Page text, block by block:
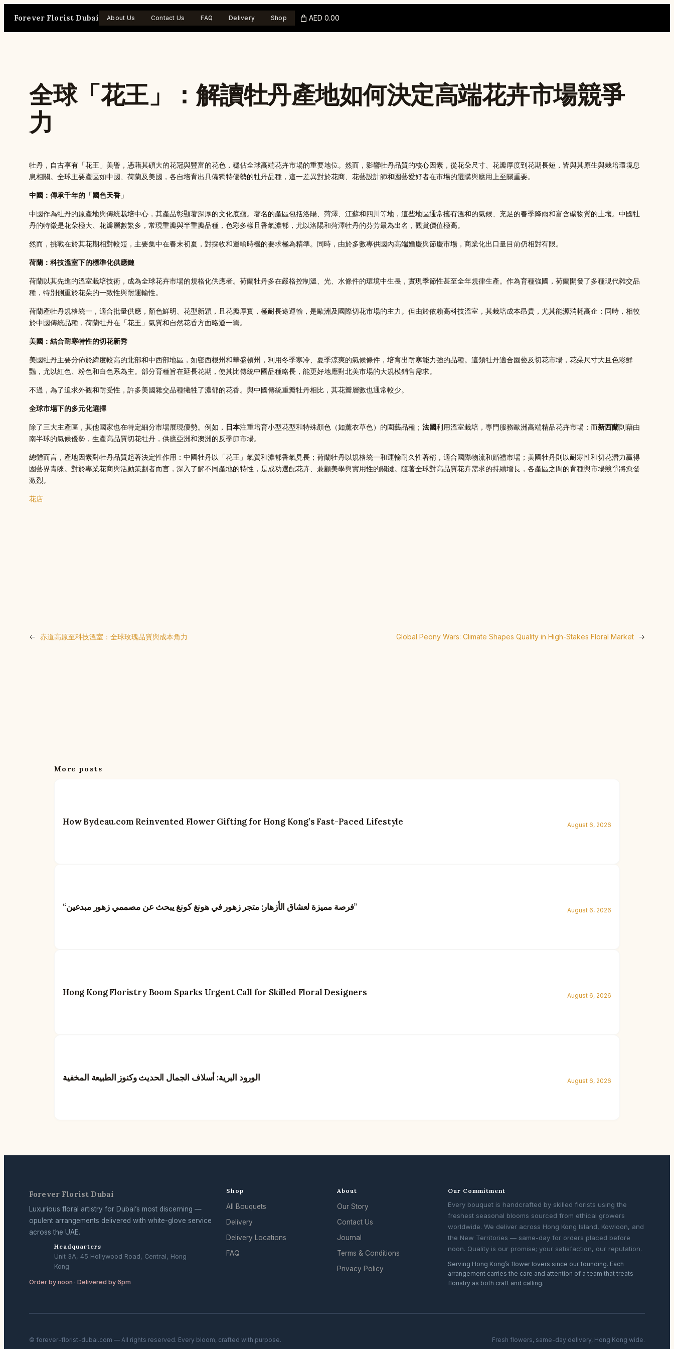
Forever Florist Dubai About Us Contact Us FAQ Delivery Shop AED 0.00
全球「花王」：解讀牡丹產地如何決定高端花卉市場競爭
力
牡丹，自古享有「花王」美譽，憑藉其碩大的花冠與豐富的花色，穩佔全球高端花卉市場的重要地位。然而，影響牡丹品質的核心因素，從花朵尺寸、花瓣厚度到花期長短，皆與其原生與栽培環境息
息相關。全球主要產區如中國、荷蘭及美國，各自培育出具備獨特優勢的牡丹品種，這一差異對於花商、花藝設計師和園藝愛好者在市場的選購與應用上至關重要。
中國：傳承千年的「國色天香」
中國作為牡丹的原產地與傳統栽培中心，其產品彰顯著深厚的文化底蘊。著名的產區包括洛陽、菏澤、江蘇和四川等地，這些地區通常擁有溫和的氣候、充足的春季降雨和富含礦物質的土壤。中國牡
丹的特徵是花朵極大、花瓣層數繁多，常現重瓣與半重瓣品種，色彩多樣且香氣濃郁，尤以洛陽和菏澤牡丹的芬芳最為出名，觀賞價值極高。
然而，挑戰在於其花期相對較短，主要集中在春末初夏，對採收和運輸時機的要求極為精準。同時，由於多數專供國內高端婚慶與節慶市場，商業化出口量目前仍相對有限。
荷蘭：科技溫室下的標準化供應鏈
荷蘭以其先進的溫室栽培技術，成為全球花卉市場的規格化供應者。荷蘭牡丹多在嚴格控制溫、光、水條件的環境中生長，實現季節性甚至全年規律生產。作為育種強國，荷蘭開發了多種現代雜交品
種，特別側重於花朵的一致性與耐運輸性。
荷蘭產牡丹規格統一，適合批量供應，顏色鮮明、花型新穎，且花瓣厚實，極耐長途運輸，是歐洲及國際切花市場的主力。但由於依賴高科技溫室，其栽培成本昂貴，尤其能源消耗高企；同時，相較
於中國傳統品種，荷蘭牡丹在「花王」氣質和自然花香方面略遜一籌。
美國：結合耐寒特性的切花新秀
美國牡丹主要分佈於緯度較高的北部和中西部地區，如密西根州和華盛頓州，利用冬季寒冷、夏季涼爽的氣候條件，培育出耐寒能力強的品種。這類牡丹適合園藝及切花市場，花朵尺寸大且色彩鮮
豔，尤以紅色、粉色和白色系為主。部分育種旨在延長花期，使其比傳統中國品種略長，能更好地應對北美市場的大規模銷售需求。
不過，為了追求外觀和耐受性，許多美國雜交品種犧牲了濃郁的花香。與中國傳統重瓣牡丹相比，其花瓣層數也通常較少。
全球市場下的多元化選擇
除了三大主產區，其他國家也在特定細分市場展現優勢。例如， 日本注重培育小型花型和特殊顏色（如薰衣草色）的園藝品種； 法國利用溫室栽培，專門服務歐洲高端精品花卉市場；而新西蘭則藉由
南半球的氣候優勢，生產高品質切花牡丹，供應亞洲和澳洲的反季節市場。
總體而言，產地因素對牡丹品質起著決定性作用：中國牡丹以「花王」氣質和濃郁香氣見長；荷蘭牡丹以規格統一和運輸耐久性著稱，適合國際物流和婚禮市場；美國牡丹則以耐寒性和切花潛力贏得
園藝界青睞。對於專業花商與活動策劃者而言，深入了解不同產地的特性，是成功選配花卉、兼顧美學與實用性的關鍵。隨著全球對高品質花卉需求的持續增長，各產區之間的育種與市場競爭將愈發
激烈。
花店
← 赤道高原至科技溫室：全球玫瑰品質與成本角力 Global Peony Wars: Climate Shapes Quality in High-Stakes Floral Market →
More posts
How Bydeau.com Reinvented Flower Gifting for Hong Kong’s Fast-Paced Lifestyle August 6, 2026
“فرصة مميزة لعشاق الأزهار: متجر زهور في هونغ كونغ يبحث عن مصممي زهور مبدعين” August 6, 2026
Hong Kong Floristry Boom Sparks Urgent Call for Skilled Floral Designers August 6, 2026
الورود البرية: أسلاف الجمال الحديث وكنوز الطبيعة المخفية August 6, 2026
Forever Florist Dubai
Luxurious floral artistry for Dubai’s most discerning —
opulent arrangements delivered with white-glove service
across the UAE.
Headquarters
Unit 3A, 45 Hollywood Road, Central, Hong
Kong
Order by noon · Delivered by 6pm
Shop
All Bouquets
Delivery
Delivery Locations
FAQ
About
Our Story
Contact Us
Journal
Terms & Conditions
Privacy Policy
Our Commitment
Every bouquet is handcrafted by skilled florists using the
freshest seasonal blooms sourced from ethical growers
worldwide. We deliver across Hong Kong Island, Kowloon, and
the New Territories — same-day for orders placed before
noon. Quality is our promise; your satisfaction, our reputation.
Serving Hong Kong’s flower lovers since our founding. Each
arrangement carries the care and attention of a team that treats
floristry as both craft and calling.
© forever-florist-dubai.com — All rights reserved. Every bloom, crafted with purpose. Fresh flowers, same-day delivery, Hong Kong wide.